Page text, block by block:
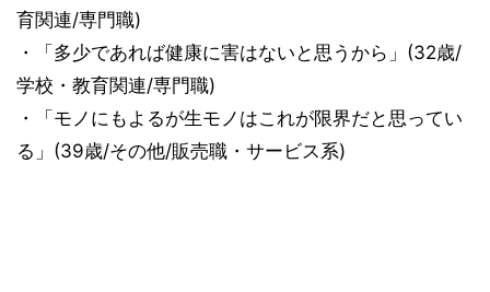
育関連/専門職)
・「多少であれば健康に害はないと思うから」(32歳/
学校・教育関連/専門職)
・「モノにもよるが生モノはこれが限界だと思ってい
る」(39歳/その他/販売職・サービス系)